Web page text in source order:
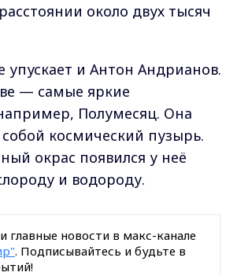
около двух тысяч
упускает и Антон Андрианов.
— самые яркие
Полумесяц. Она
собой космический пузырь.
окрас появился у неё
и водороду.
главные новости в макс-канале
. Подписывайтесь и будьте в